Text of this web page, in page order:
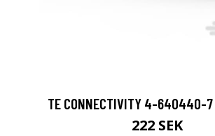
TE CONNECTIVITY 4-640440-7
222 SEK